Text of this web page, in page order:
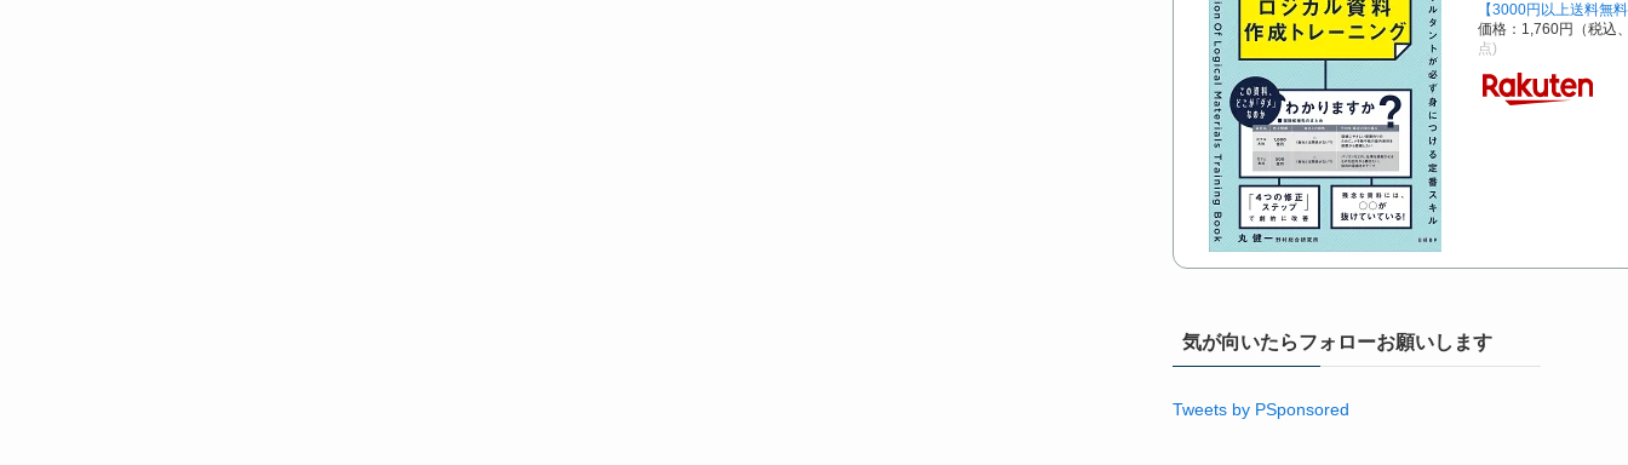
【3000円以上送料無
価格：1,760円（税込
点)
気が向いたらフォローお願いします
Tweets by PSponsored